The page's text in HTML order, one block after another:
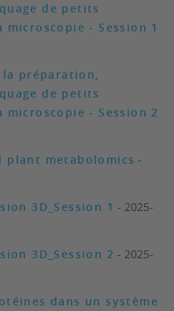
de petits
- Session 1
la préparation,
de petits
- Session 2
plant metabolomics -
3D_Session 1 - 2025-
3D_Session 2 - 2025-
dans un système